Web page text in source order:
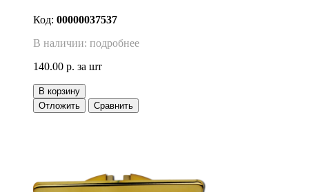
Код: 00000037537
В наличии: подробнее
140.00 р. за шт
В корзину
Отложить
Сравнить